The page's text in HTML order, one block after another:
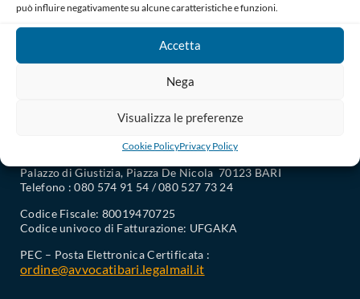
può influire negativamente su alcune caratteristiche e funzioni.
Accetta
Nega
Visualizza le preferenze
Cookie PolicyPrivacy Policy
Palazzo di Giustizia, Piazza De Nicola 70123 BARI
Telefono : 080 574 91 54 / 080 527 73 24
Codice Fiscale: 80019470725
Codice univoco di Fatturazione: UFGAKA
PEC – Posta Elettronica Certificata :
ordine@avvocatibari.legalmail.it